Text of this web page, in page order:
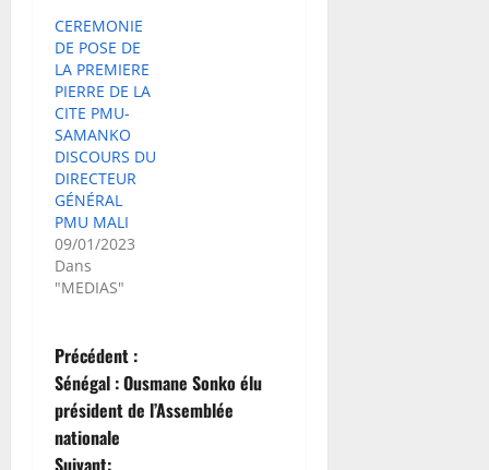
CEREMONIE
DE POSE DE
LA PREMIERE
PIERRE DE LA
CITE PMU-
SAMANKO
DISCOURS DU
DIRECTEUR
GÉNÉRAL
PMU MALI
09/01/2023
Dans
"MEDIAS"
N
a
v
Précédent :
Sénégal : Ousmane Sonko élu
président de l’Assemblée
nationale
Suivant: